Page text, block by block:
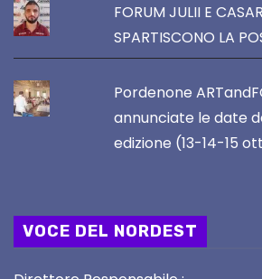
FORUM JULII E
SPARTISCONO LA
Pordenone
annunciate le date
edizione (13-14-15
VOCE DEL NORDEST